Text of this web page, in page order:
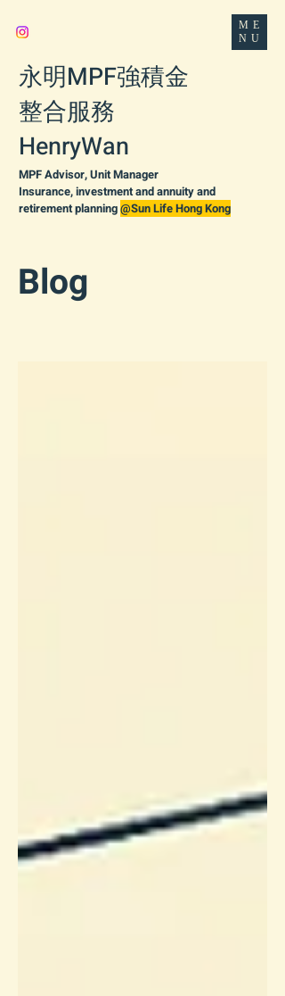
ME
NU
永明MPF強積金
整合服務
HenryWan
MPF Advisor, Unit Manager
Insurance, investment and annuity and
retirement planning@Sun Life Hong Kong
Blog